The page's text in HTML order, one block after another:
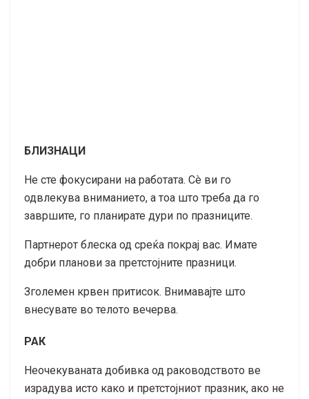
БЛИЗНАЦИ
Не сте фокусирани на работата. Сè ви го
одвлекува вниманието, а тоа што треба да го
завршите, го планирате дури по празниците.
Партнерот блеска од среќа покрај вас. Имате
добри планови за претстојните празници.
Зголемен крвен притисок. Внимавајте што
внесувате во телото вечерва.
РАК
Неочекуваната добивка од раководството ве
израдува исто како и претстојниот празник, ако не